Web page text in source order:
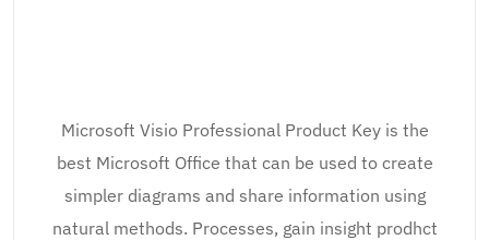
Microsoft Visio Professional Product Key is the
best Microsoft Office that can be used to create
simpler diagrams and share information using
natural methods. Processes, gain insight prodhct